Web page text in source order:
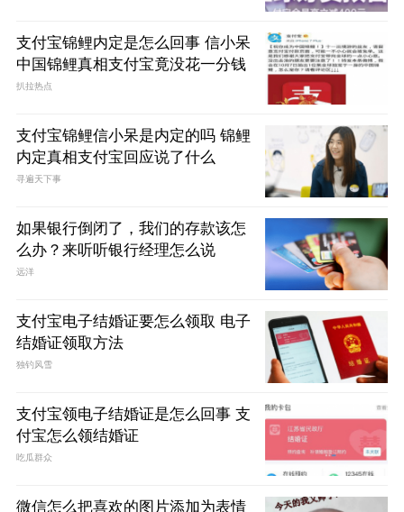
支付宝锦鲤内定是怎么回事 信小呆
中国锦鲤真相支付宝竟没花一分钱
扒拉热点
支付宝锦鲤信小呆是内定的吗 锦鲤
内定真相支付宝回应说了什么
寻遍天下事
如果银行倒闭了，我们的存款该怎
么办？来听听银行经理怎么说
远洋
支付宝电子结婚证要怎么领取 电子
结婚证领取方法
独钓风雪
支付宝领电子结婚证是怎么回事 支
付宝怎么领结婚证
吃瓜群众
微信怎么把喜欢的图片添加为表情